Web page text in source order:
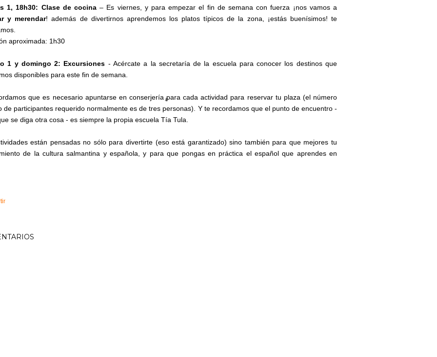
1, 18h30: Clase de cocina– Es viernes, y para empezar el fin de semana con fuerza ¡nos vamos a
y merendar! además de divertirnos aprendemos los platos típicos de la zona, ¡estás buenísimos! te
aproximada: 1h30
1 y domingo 2: Excursiones - Acércate a la secretaría de la escuela para conocer los destinos que
disponibles para este fin de semana.
que es necesario apuntarse en conserjería para cada actividad para reservar tu plaza (el número
de participantes requerido normalmente es de tres personas). Y te recordamos que el punto de encuentro -
se diga otra cosa - es siempre la propia escuela Tía Tula.
están pensadas no sólo para divertirte (eso está garantizado) sino también para que mejores tu
de la cultura salmantina y española, y para que pongas en práctica el español que aprendes en